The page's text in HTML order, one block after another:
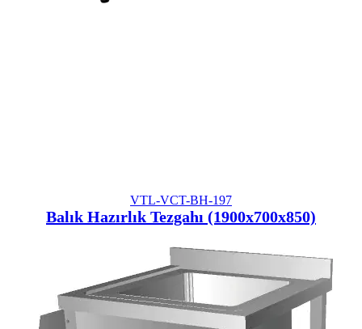
VTL-VCT-BH-197
Balık Hazırlık Tezgahı (1900x700x850)